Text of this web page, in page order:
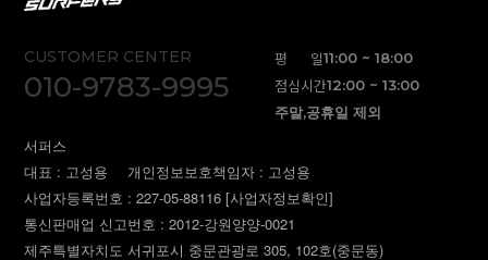
CUSTOMER CENTER
010-9783-9995
평 일11:00 ~ 18:00
점심시간12:00 ~ 13:00
주말,공휴일 제외
서퍼스
대표 : 고성용
개인정보보호책임자 : 고성용
사업자등록번호 : 227-05-88116[사업자정보확인]
통신판매업 신고번호 : 2012-강원양양-0021
제주특별자치도 서귀포시 중문관광로 305, 102호(중문동)